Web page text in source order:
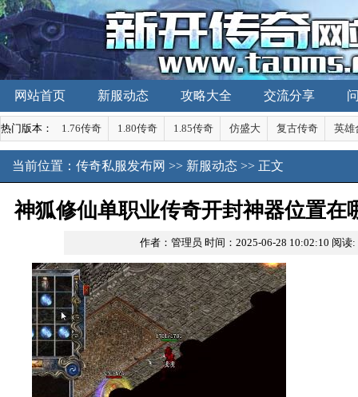
网站首页 新服动态 攻略大全 交流分享
热门版本： 1.76传奇 1.80传奇 1.85传奇 仿盛大 复古传奇 英雄
当前位置： 传奇私服发布网 >> 新服动态 >> 正文
神狐修仙单职业传奇开封神器位置在
略？
作者：管理员 时间：2025-06-28 10:02:10 阅读: